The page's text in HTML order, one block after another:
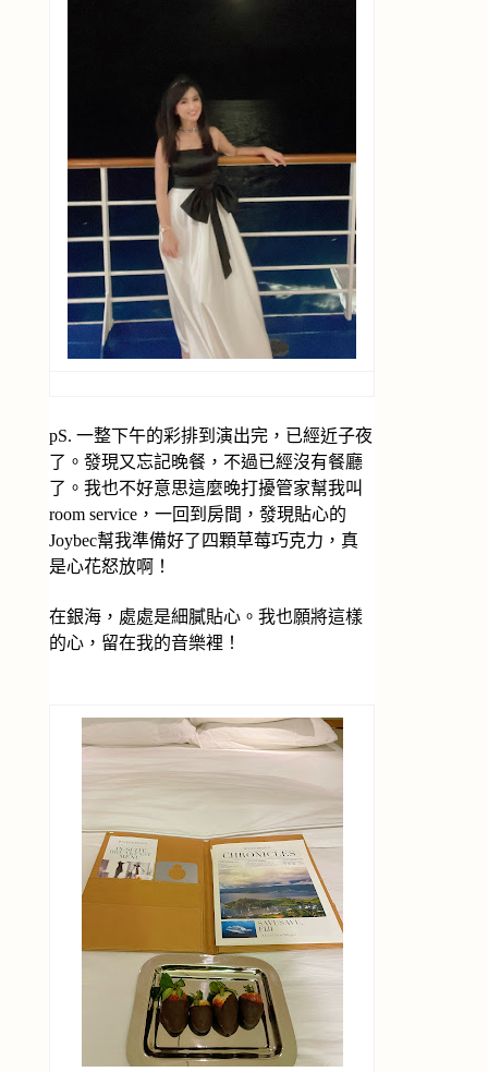
pS. 一整下午的彩排到演出完，已經近子夜
了。發現又忘記晚餐，不過已經沒有餐廳
了。我也不好意思這麼晚打擾管家幫我叫
room service，一回到房間，發現貼心的
Joybec幫我準備好了四顆草莓巧克力，真
是心花怒放啊！
在銀海，處處是細膩貼心。我也願將這樣
的心，留在我的音樂裡！